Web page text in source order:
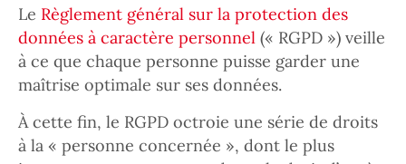
Le Règlement général sur la protection des
données à caractère personnel (« RGPD ») veille
à ce que chaque personne puisse garder une
maîtrise optimale sur ses données.
À cette fin, le RGPD octroie une série de droits
à la « personne concernée », dont le plus